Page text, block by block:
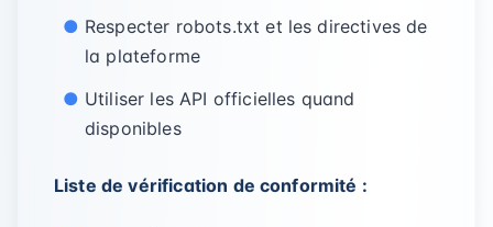
Respecter robots.txt et les directives de
la plateforme
Utiliser les API officielles quand
disponibles
Liste de vérification de conformité :